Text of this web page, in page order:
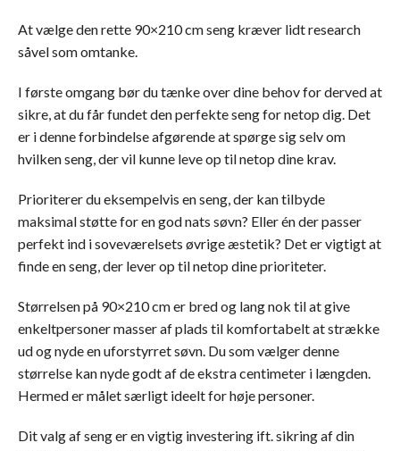
At vælge den rette 90×210 cm seng kræver lidt research
såvel som omtanke.
I første omgang bør du tænke over dine behov for derved at
sikre, at du får fundet den perfekte seng for netop dig. Det
er i denne forbindelse afgørende at spørge sig selv om
hvilken seng, der vil kunne leve op til netop dine krav.
Prioriterer du eksempelvis en seng, der kan tilbyde
maksimal støtte for en god nats søvn? Eller én der passer
perfekt ind i soveværelsets øvrige æstetik? Det er vigtigt at
finde en seng, der lever op til netop dine prioriteter.
Størrelsen på 90×210 cm er bred og lang nok til at give
enkeltpersoner masser af plads til komfortabelt at strække
ud og nyde en uforstyrret søvn. Du som vælger denne
størrelse kan nyde godt af de ekstra centimeter i længden.
Hermed er målet særligt ideelt for høje personer.
Dit valg af seng er en vigtig investering ift. sikring af din